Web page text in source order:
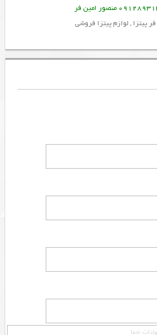
فر پیتزا ,لوازم پیتزا فروشی